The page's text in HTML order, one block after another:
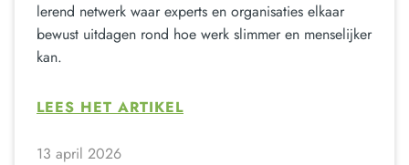
lerend netwerk waar experts en organisaties elkaar
bewust uitdagen rond hoe werk slimmer en menselijker
kan.
LEES HET ARTIKEL
13 april 2026